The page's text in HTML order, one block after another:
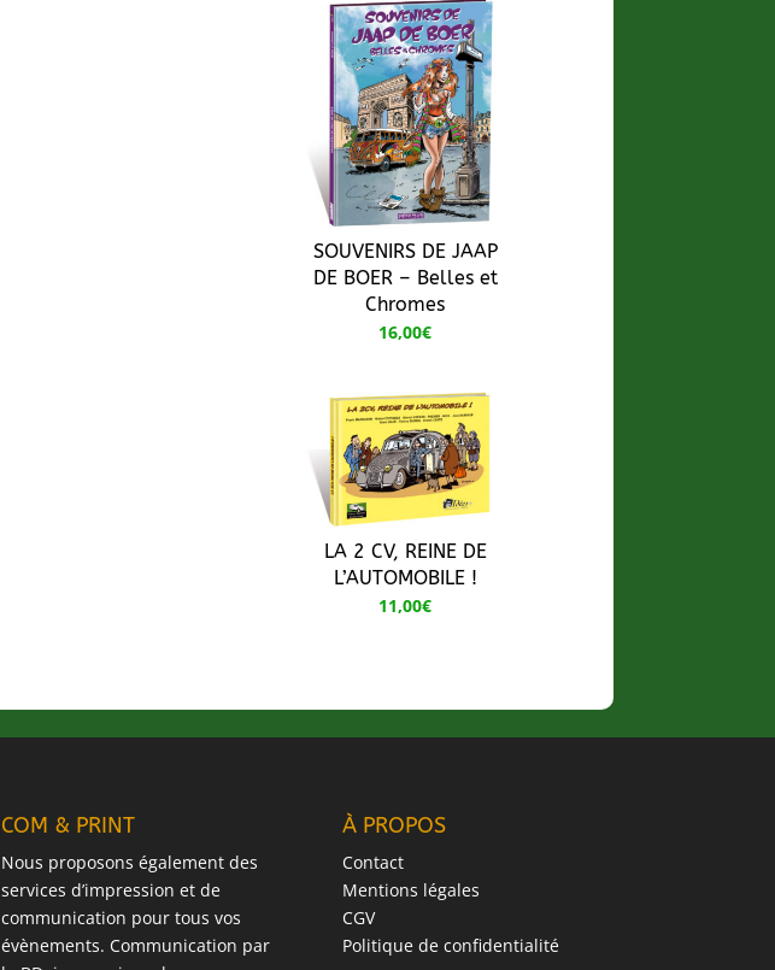
SOUVENIRS DE JAAP
DE BOER – Belles et
Chromes
16,00€
LA 2 CV, REINE DE
L’AUTOMOBILE !
11,00€
COM & PRINT
Nous proposons également des
services d’impression et de
communication pour tous vos
évènements. Communication par
À PROPOS
Contact
Mentions légales
CGV
Politique de confidentialité